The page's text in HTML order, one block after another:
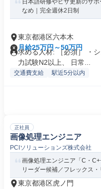
日本語研修やビザ更新のサ
なめ｜完全週休2日制
東京都港区六本木
月給25万円～50万円
求める人材: ［必須］ ・
力試験N2以上、 日常...
交通費支給 駅近5分以内
正社員
画像処理エンジニア
PCIソリューションズ株式会社
画像処理エンジニア「C・
リーダー候補／フレックス・
東京都港区虎ノ門